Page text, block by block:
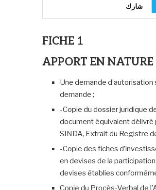
شارك
FICHE 1
APPORT EN NATURE
Une demande
demande ;
-Copie du dossier juridique
document équivalent délivré
SINDA, Extrait du Registre
-Copie des fiches
en devises de la
devises établies
Copie du Procès-Verbal de